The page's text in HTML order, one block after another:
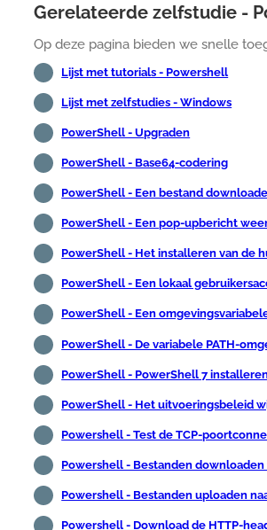
Gerelateerde zelfstudie -
Op deze pagina bieden we snelle
Lijst met tutorials - Powershell
Lijst met zelfstudies - Windows
PowerShell - Upgraden
PowerShell - Base64-codering
PowerShell - Een bestand
PowerShell - Een pop-upbericht
PowerShell - Het installeren van de
PowerShell - Een lokaal
PowerShell - Een
PowerShell - De variabele PATH-
PowerShell - PowerShell 7
PowerShell - Het uitvoeringsbeleid
Powershell - Test de TCP-
Powershell - Bestanden downloaden
Powershell - Bestanden uploaden
Powershell - Download de HTTP-